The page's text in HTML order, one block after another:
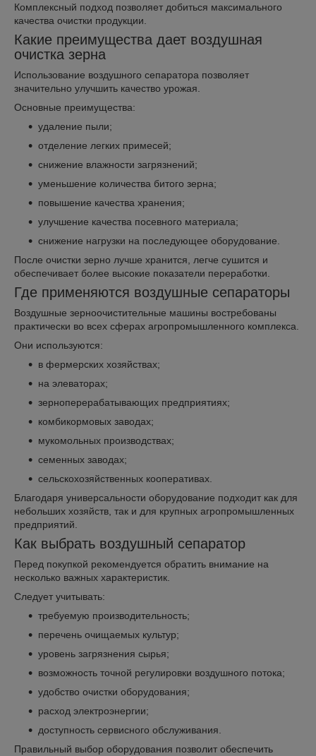
Комплексный подход позволяет добиться максимального
качества очистки продукции.
Какие преимущества дает воздушная
очистка зерна
Использование воздушного сепаратора позволяет
значительно улучшить качество урожая.
Основные преимущества:
удаление пыли;
отделение легких примесей;
снижение влажности загрязнений;
уменьшение количества битого зерна;
повышение качества хранения;
улучшение качества посевного материала;
снижение нагрузки на последующее оборудование.
После очистки зерно лучше хранится, легче сушится и
обеспечивает более высокие показатели переработки.
Где применяются воздушные сепараторы
Воздушные зерноочистительные машины востребованы
практически во всех сферах агропромышленного комплекса.
Они используются:
в фермерских хозяйствах;
на элеваторах;
зерноперерабатывающих предприятиях;
комбикормовых заводах;
мукомольных производствах;
семенных заводах;
сельскохозяйственных кооперативах.
Благодаря универсальности оборудование подходит как для
небольших хозяйств, так и для крупных агропромышленных
предприятий.
Как выбрать воздушный сепаратор
Перед покупкой рекомендуется обратить внимание на
несколько важных характеристик.
Следует учитывать:
требуемую производительность;
перечень очищаемых культур;
уровень загрязнения сырья;
возможность точной регулировки воздушного потока;
удобство очистки оборудования;
расход электроэнергии;
доступность сервисного обслуживания.
Правильный выбор оборудования позволит обеспечить